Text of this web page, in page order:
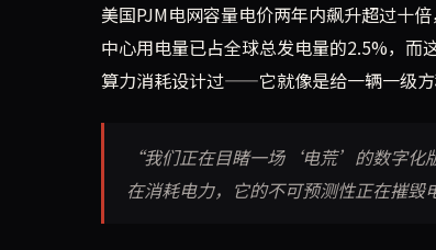
美国PJM电网容量电价两年内飙升超过十
中心用电量已占全球总发电量的2.5%，而
算力消耗设计过——它就像是给一辆一级方
“我们正在目睹一场‘电荒’的数字
在消耗电力，它的不可预测性正在摧毁